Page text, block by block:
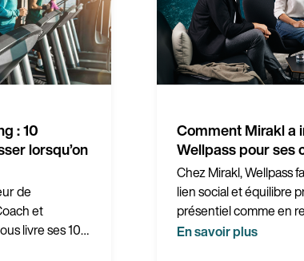
: 10
lorsqu’on
de
et
livre ses 10
Comment Mirakl a
Wellpass pour ses
Chez Mirakl, Wellpass
lien social et équilibre
présentiel comme en
En savoir plus